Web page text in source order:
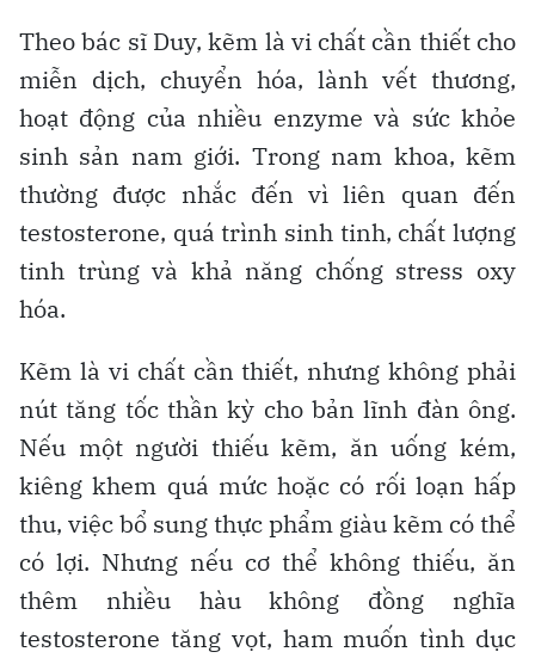
Theo bác sĩ Duy, kẽm là vi chất cần thiết cho
miễn dịch, chuyển hóa, lành vết thương,
hoạt động của nhiều enzyme và sức khỏe
sinh sản nam giới. Trong nam khoa, kẽm
thường được nhắc đến vì liên quan đến
testosterone, quá trình sinh tinh, chất lượng
tinh trùng và khả năng chống stress oxy
hóa.
Kẽm là vi chất cần thiết, nhưng không phải
nút tăng tốc thần kỳ cho bản lĩnh đàn ông.
Nếu một người thiếu kẽm, ăn uống kém,
kiêng khem quá mức hoặc có rối loạn hấp
thu, việc bổ sung thực phẩm giàu kẽm có thể
có lợi. Nhưng nếu cơ thể không thiếu, ăn
thêm nhiều hàu không đồng nghĩa
testosterone tăng vọt, ham muốn tình dục